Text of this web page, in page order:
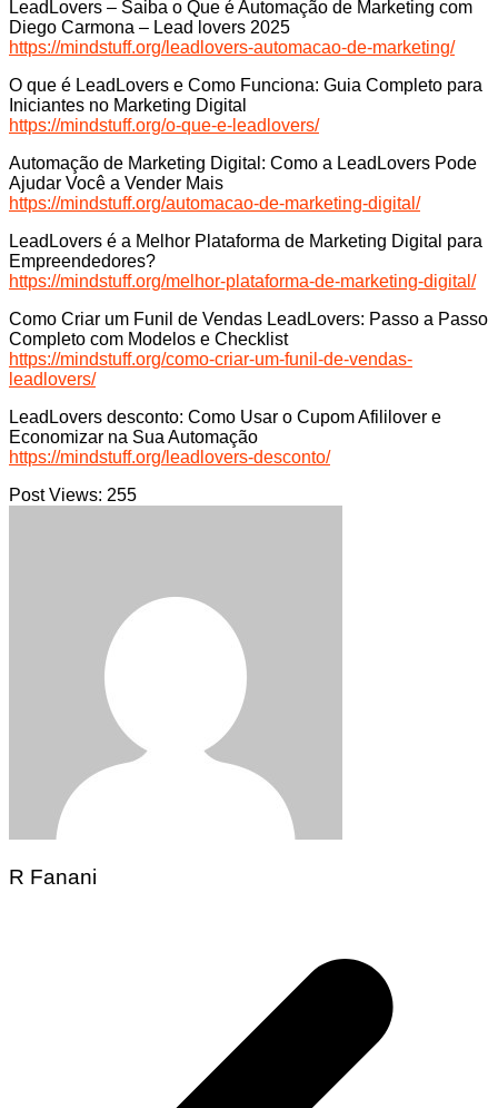
LeadLovers – Saiba o Que é Automação de Marketing com
Diego Carmona – Lead lovers 2025
https://mindstuff.org/leadlovers-automacao-de-marketing/
O que é LeadLovers e Como Funciona: Guia Completo para
Iniciantes no Marketing Digital
https://mindstuff.org/o-que-e-leadlovers/
Automação de Marketing Digital: Como a LeadLovers Pode
Ajudar Você a Vender Mais
https://mindstuff.org/automacao-de-marketing-digital/
LeadLovers é a Melhor Plataforma de Marketing Digital para
Empreendedores?
https://mindstuff.org/melhor-plataforma-de-marketing-digital/
Como Criar um Funil de Vendas LeadLovers: Passo a Passo
Completo com Modelos e Checklist
https://mindstuff.org/como-criar-um-funil-de-vendas-
leadlovers/
LeadLovers desconto: Como Usar o Cupom Afililover e
Economizar na Sua Automação
https://mindstuff.org/leadlovers-desconto/
Post Views: 255
R Fanani